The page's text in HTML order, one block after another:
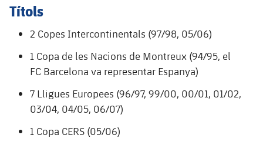
Barça Cafe
plusicon
més
Serveis
Serveis Mèdics
plusicon
més
Acreditacions
Instal·lacions
SUB8 A
SUB8 B
Palmarès
Mini
Classificació
Jugadors
Fotos
Classificació
Jugadors
Fotos
Cadet A
Cadet B
Infantil A
Infantil B
Primer equip
Calendari
Entrades
Resultats
plusicon
més
Calendari
Resultats
Actualitat
Campus Verano
Títols
2 Copes Intercontinentals (97/98, 05/06)
1 Copa de les Nacions de Montreux (94/95, el
FC Barcelona va representar Espanya)
7 Lligues Europees (96/97, 99/00, 00/01, 01/02,
03/04, 04/05, 06/07)
1 Copa CERS (05/06)